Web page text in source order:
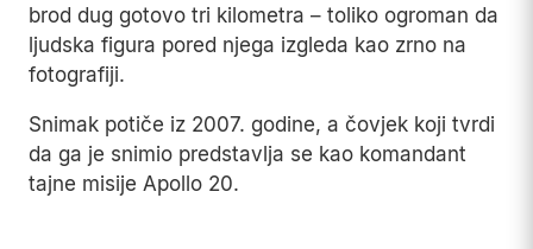
brod dug gotovo tri kilometra – toliko ogroman da
ljudska figura pored njega izgleda kao zrno na
fotografiji.
Snimak potiče iz 2007. godine, a čovjek koji tvrdi
da ga je snimio predstavlja se kao komandant
tajne misije Apollo 20.